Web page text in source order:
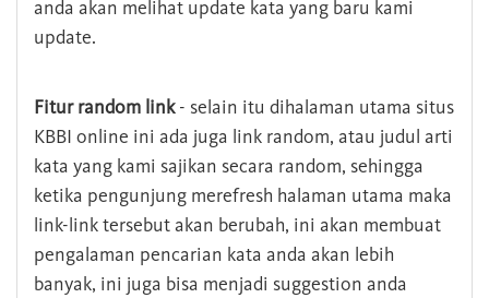
anda akan melihat update kata yang baru kami
update.
Fitur random link- selain itu dihalaman utama situs
KBBI online ini ada juga link random, atau judul arti
kata yang kami sajikan secara random, sehingga
ketika pengunjung merefresh halaman utama maka
link-link tersebut akan berubah, ini akan membuat
pengalaman pencarian kata anda akan lebih
banyak, ini juga bisa menjadi suggestion anda